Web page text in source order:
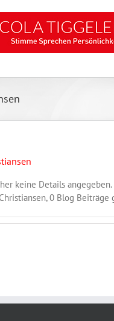
keine Details angegeben.
0 Blog Beiträge